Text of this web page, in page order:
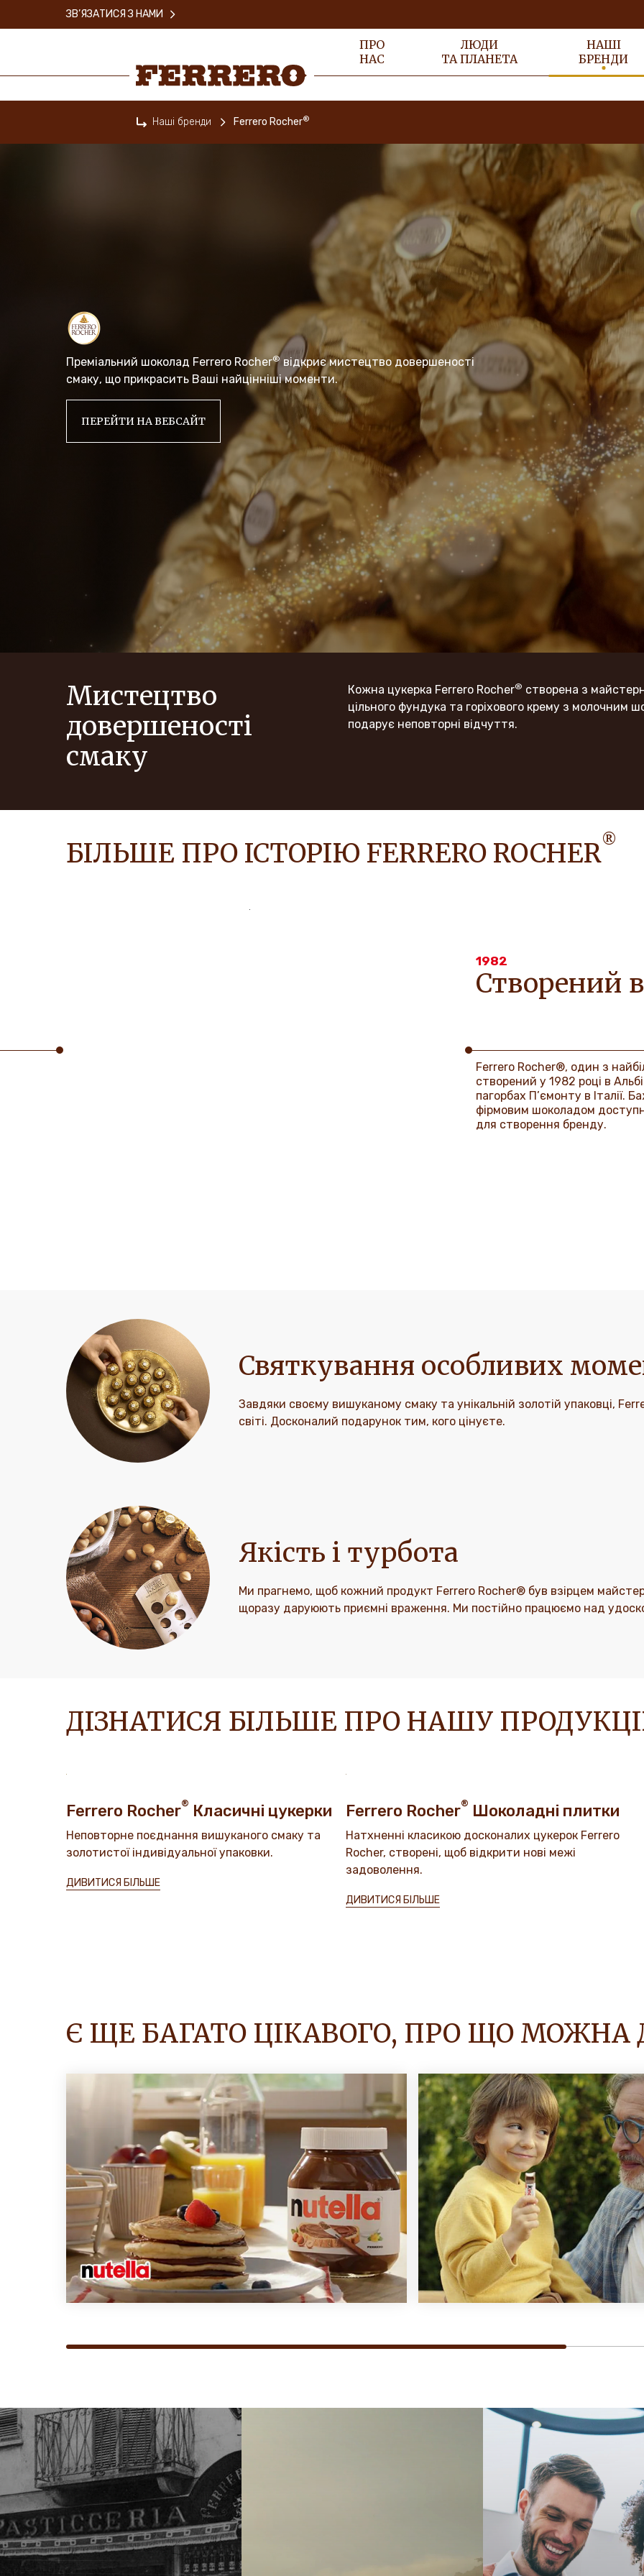
ПРО
НАС
ЛЮДИ
ТА ПЛАНЕТА
НАШІ
БРЕНДИ
ЗВ’ЯЗАТИСЯ З НАМИ
Наші бренди Ferrero Rocher®
Преміальний шоколад Ferrero Rocher® відкриє мистецтво довершеності
смаку, що прикрасить Ваші найцінніші моменти.
ПЕРЕЙТИ НА ВЕБСАЙТ
Мистецтво
довершеності
смаку
Кожна цукерка Ferrero Rocher® створена з
цільного фундука та горіхового крему з молочним
подарує неповторні відчуття.
БІЛЬШЕ ПРО ІСТОРІЮ FERRERO ROCHER®
1982
Створений
Ferrero Rocher®, один з
створений у 1982 році в
пагорбах П’ємонту в
фірмовим шоколадом
для створення бренду.
Святкування особливих
Завдяки своєму вишуканому смаку та унікальній золотій упаковці,
світі. Досконалий подарунок тим, кого цінуєте.
Якість і турбота
Ми прагнемо, щоб кожний продукт Ferrero Rocher® був взірцем
щоразу даруюють приємні враження. Ми постійно працюємо над
ДІЗНАТИСЯ БІЛЬШЕ ПРО НАШУ
Ferrero Rocher® Класичні цукерки
Неповторне поєднання вишуканого смаку та
золотистої індивідуальної упаковки.
ДИВИТИСЯ БІЛЬШЕ
Ferrero Rocher® Шоколадні плитки
Натхненні класикою досконалих цукерок Ferrero
Rocher, створені, щоб відкрити нові межі
задоволення.
ДИВИТИСЯ БІЛЬШЕ
Є ЩЕ БАГАТО ЦІКАВОГО, ПРО ЩО МОЖНА